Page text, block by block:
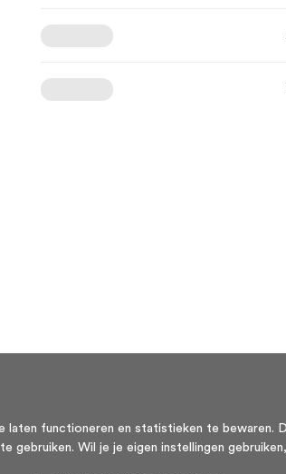
functioneren en statistieken te
Wil je je eigen instellingen